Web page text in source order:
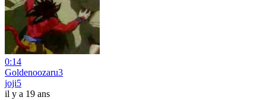
0:14
Goldenoozaru3
joji5
il y a 19 ans